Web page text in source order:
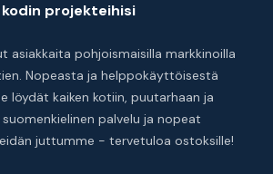
projekteihisi
asiakkaita pohjoismaisilla markkinoilla
Nopeasta ja helppokäyttöisestä
löydät kaiken kotiin, puutarhaan ja
palvelu ja nopeat
juttumme - tervetuloa ostoksille!